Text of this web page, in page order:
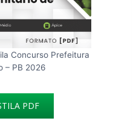
Concurso Prefeitura
– PB 2026
PDF